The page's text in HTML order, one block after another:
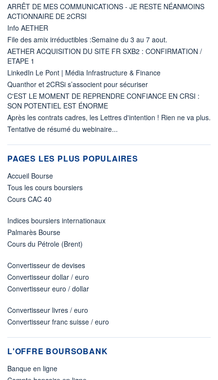
ARRÊT DE MES COMMUNICATIONS - JE RESTE NÉANMOINS
ACTIONNAIRE DE 2CRSI
Info AETHER
File des amix irréductibles :Semaine du 3 au 7 aout.
AETHER ACQUISITION DU SITE FR SXB2 : CONFIRMATION /
ETAPE 1
LinkedIn Le Pont | Média Infrastructure & Finance
Quanthor et 2CRSi s’associent pour sécuriser
C'EST LE MOMENT DE REPRENDRE CONFIANCE EN CRSI :
SON POTENTIEL EST ÉNORME
Après les contrats cadres, les Lettres d'intention ! Rien ne va plus.
Tentative de résumé du webinaire...
PAGES LES PLUS POPULAIRES
Accueil Bourse
Tous les cours boursiers
Cours CAC 40
Indices boursiers internationaux
Palmarès Bourse
Cours du Pétrole (Brent)
Convertisseur de devises
Convertisseur dollar / euro
Convertisseur euro / dollar
Convertisseur livres / euro
Convertisseur franc suisse / euro
L'OFFRE BOURSOBANK
Banque en ligne